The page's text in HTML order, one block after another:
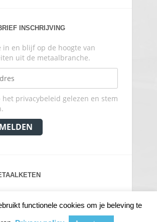
INSCHRIJVING
in en blijf op de hoogte van
uit de metaalbranche.
het privacybeleid gelezen en stem
functionele cookies om je beleving te